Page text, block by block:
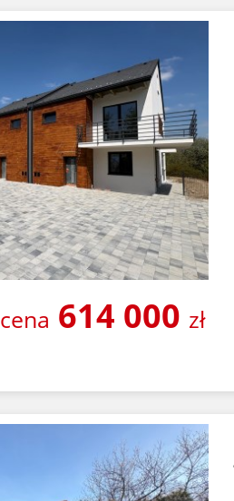
cena 614 000 zł